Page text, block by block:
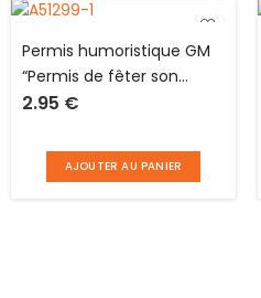
Permis humoristique GM
“Permis de fêter son
anniversaire” en carton
déplié
2.95 €
AJOUTER AU PANIER